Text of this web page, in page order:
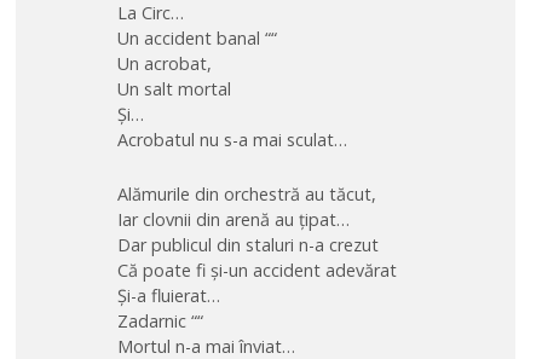
La Circ…
Un accident banal ““
Un acrobat,
Un salt mortal
Și…
Acrobatul nu s-a mai sculat…
Alămurile din orchestră au tăcut,
Iar clovnii din arenă au țipat…
Dar publicul din staluri n-a crezut
Că poate fi și-un accident adevărat
Și-a fluierat…
Zadarnic ““
Mortul n-a mai înviat…